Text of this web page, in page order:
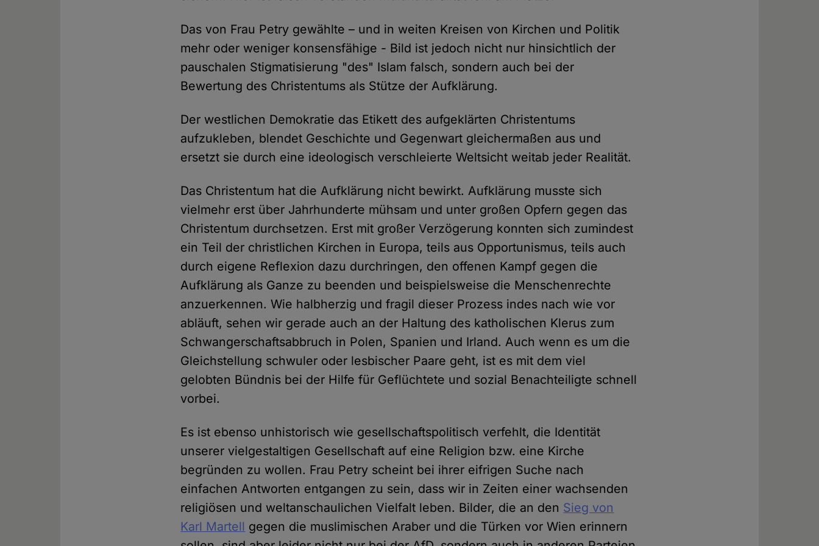
Das von Frau Petry gewählte – und in weiten Kreisen von Kirchen und Politik
mehr oder weniger konsensfähige - Bild ist jedoch nicht nur hinsichtlich der
pauschalen Stigmatisierung "des" Islam falsch, sondern auch bei der
Bewertung des Christentums als Stütze der Aufklärung.
Der westlichen Demokratie das Etikett des aufgeklärten Christentums
aufzukleben, blendet Geschichte und Gegenwart gleichermaßen aus und
ersetzt sie durch eine ideologisch verschleierte Weltsicht weitab jeder Realität.
Das Christentum hat die Aufklärung nicht bewirkt. Aufklärung musste sich
vielmehr erst über Jahrhunderte mühsam und unter großen Opfern gegen das
Christentum durchsetzen. Erst mit großer Verzögerung konnten sich zumindest
ein Teil der christlichen Kirchen in Europa, teils aus Opportunismus, teils auch
durch eigene Reflexion dazu durchringen, den offenen Kampf gegen die
Aufklärung als Ganze zu beenden und beispielsweise die Menschenrechte
anzuerkennen. Wie halbherzig und fragil dieser Prozess indes nach wie vor
abläuft, sehen wir gerade auch an der Haltung des katholischen Klerus zum
Schwangerschaftsabbruch in Polen, Spanien und Irland. Auch wenn es um die
Gleichstellung schwuler oder lesbischer Paare geht, ist es mit dem viel
gelobten Bündnis bei der Hilfe für Geflüchtete und sozial Benachteiligte schnell
vorbei.
Es ist ebenso unhistorisch wie gesellschaftspolitisch verfehlt, die Identität
unserer vielgestaltigen Gesellschaft auf eine Religion bzw. eine Kirche
begründen zu wollen. Frau Petry scheint bei ihrer eifrigen Suche nach
einfachen Antworten entgangen zu sein, dass wir in Zeiten einer wachsenden
religiösen und weltanschaulichen Vielfalt leben. Bilder, die an den Sieg von
Karl Martell gegen die muslimischen Araber und die Türken vor Wien erinnern